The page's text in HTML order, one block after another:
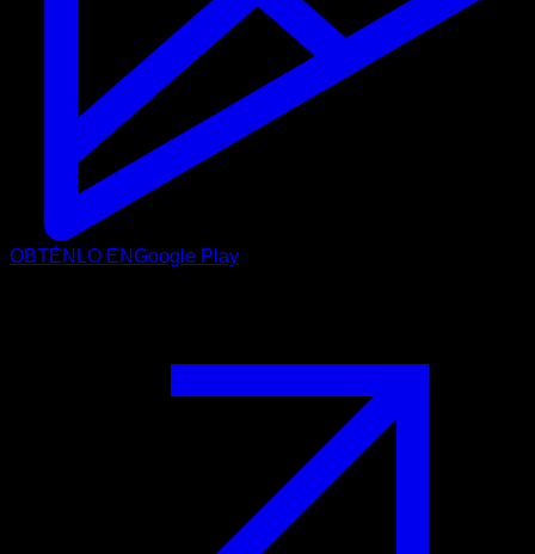
OBTÉNLO ENGoogle Play